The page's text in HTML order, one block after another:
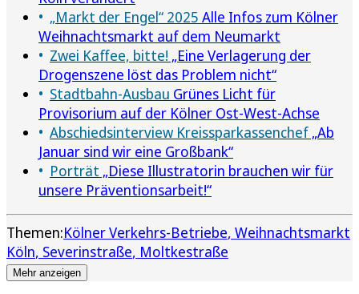
„Markt der Engel“ 2025 Alle Infos zum Kölner
Weihnachtsmarkt auf dem Neumarkt
Zwei Kaffee, bitte! „Eine Verlagerung der
Drogenszene löst das Problem nicht“
Stadtbahn-Ausbau Grünes Licht für
Provisorium auf der Kölner Ost-West-Achse
Abschiedsinterview Kreissparkassenchef „Ab
Januar sind wir eine Großbank“
Porträt „Diese Illustratorin brauchen wir für
unsere Präventionsarbeit!“
Themen:Kölner Verkehrs-Betriebe Weihnachtsmarkt
Köln Severinstraße Moltkestraße
Mehr anzeigen